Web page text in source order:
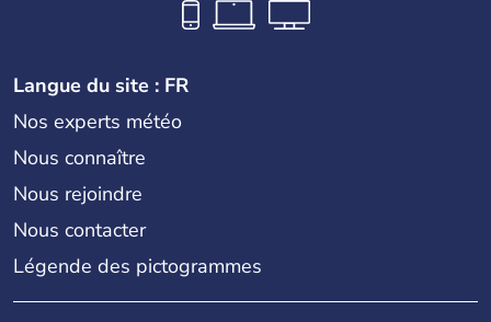
Langue du site : FR
Nos experts météo
Nous connaître
Nous rejoindre
Nous contacter
Légende des pictogrammes